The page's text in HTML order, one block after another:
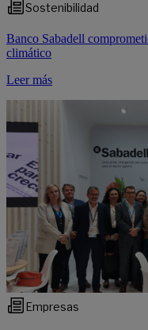
Sostenibilidad
Banco Sabadell
climático
Leer más
Empresas